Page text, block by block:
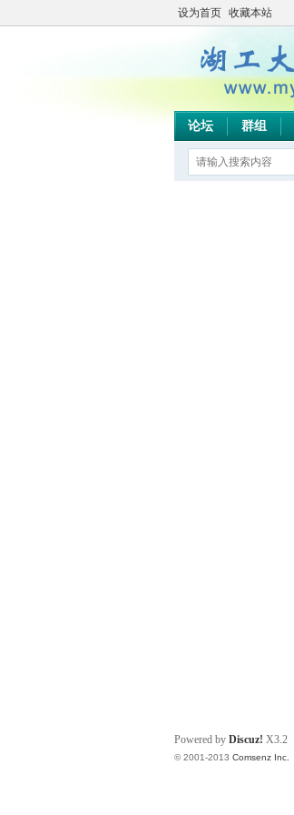
设为首页 收藏本站
论坛 群组
Powered by Discuz! X3.2
© 2001-2013 Comsenz Inc.